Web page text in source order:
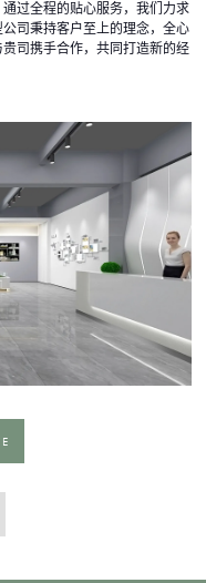
过全程的贴心服务，我们力求
司秉持客户至上的理念，全心
司携手合作，共同打造新的经